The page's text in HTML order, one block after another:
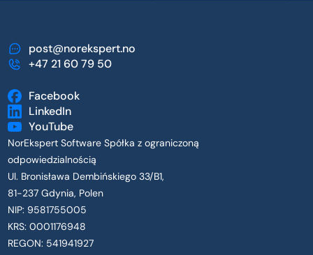
post@norekspert.no
+47 21 60 79 50
Facebook
LinkedIn
YouTube
NorEkspert Software Spółka z ograniczoną
odpowiedzialnością
Ul. Bronisława Dembińskiego 33/B1,
81-237 Gdynia, Polen
NIP: 9581755005
KRS: 0001176948
REGON: 541941927